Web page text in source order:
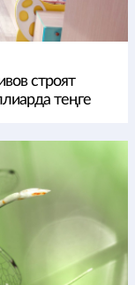
строят
теңге